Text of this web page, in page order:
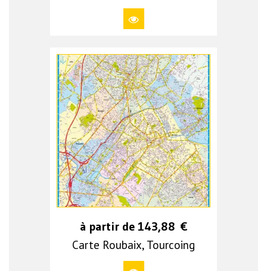
à partir de 143,88 €
Carte Roubaix, Tourcoing